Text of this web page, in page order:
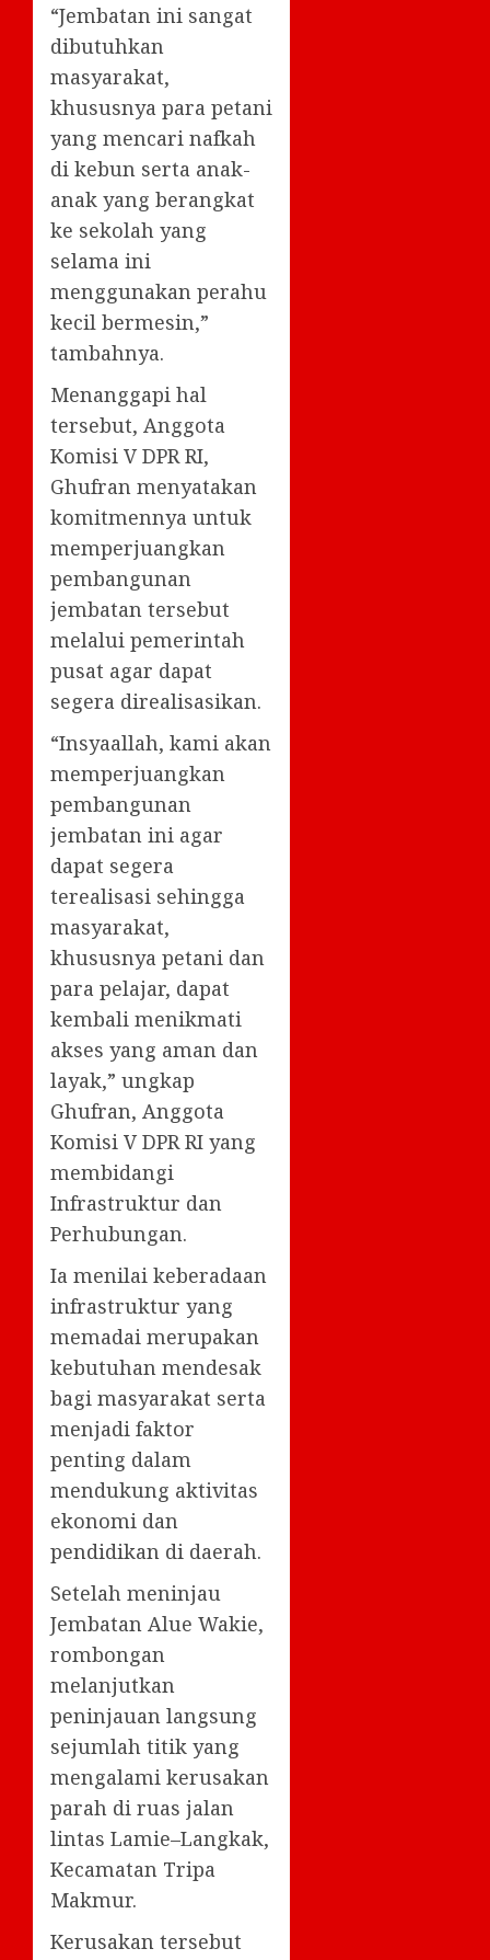
“Jembatan ini sangat
dibutuhkan
masyarakat,
khususnya para petani
yang mencari nafkah
di kebun serta anak-
anak yang berangkat
ke sekolah yang
selama ini
menggunakan perahu
kecil bermesin,”
tambahnya.
Menanggapi hal
tersebut, Anggota
Komisi V DPR RI,
Ghufran menyatakan
komitmennya untuk
memperjuangkan
pembangunan
jembatan tersebut
melalui pemerintah
pusat agar dapat
segera direalisasikan.
“Insyaallah, kami akan
memperjuangkan
pembangunan
jembatan ini agar
dapat segera
terealisasi sehingga
masyarakat,
khususnya petani dan
para pelajar, dapat
kembali menikmati
akses yang aman dan
layak,” ungkap
Ghufran, Anggota
Komisi V DPR RI yang
membidangi
Infrastruktur dan
Perhubungan.
Ia menilai keberadaan
infrastruktur yang
memadai merupakan
kebutuhan mendesak
bagi masyarakat serta
menjadi faktor
penting dalam
mendukung aktivitas
ekonomi dan
pendidikan di daerah.
Setelah meninjau
Jembatan Alue Wakie,
rombongan
melanjutkan
peninjauan langsung
sejumlah titik yang
mengalami kerusakan
parah di ruas jalan
lintas Lamie–Langkak,
Kecamatan Tripa
Makmur.
Kerusakan tersebut